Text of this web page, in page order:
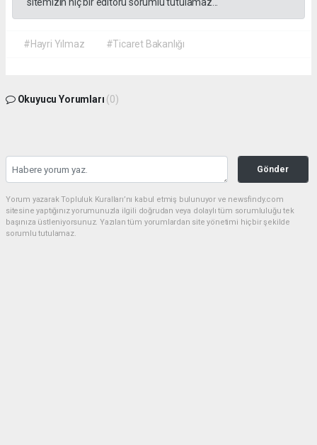
#Hayri Yılmaz #Ticaret Bakanlığı
Okuyucu Yorumları (0)
Gönder
Yorum yazarak Topluluk Kuralları’nı kabul etmiş bulunuyor ve newsfindy.com
sitesine yaptığınız yorumunuzla ilgili doğrudan veya dolaylı tüm sorumluluğu tek
başınıza üstleniyorsunuz. Yazılan tüm yorumlardan site yönetimi hiçbir şekilde
sorumlu tutulamaz.